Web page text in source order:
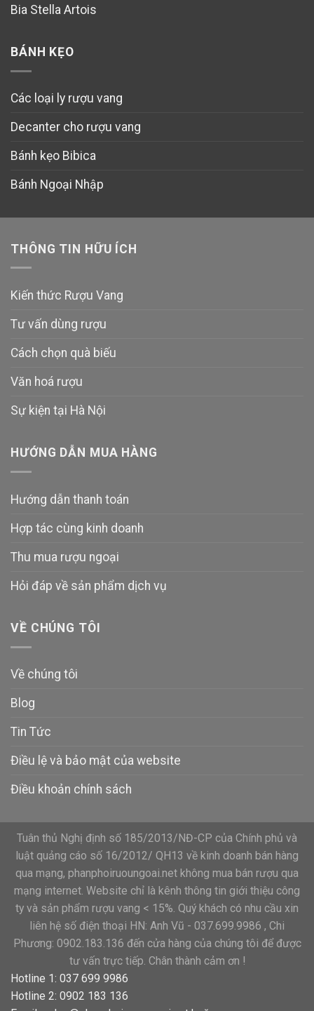
Bia Stella Artois
BÁNH KẸO
Các loại ly rượu vang
Decanter cho rượu vang
Bánh kẹo Bibica
Bánh Ngoại Nhập
THÔNG TIN HỮU ÍCH
Kiến thức Rượu Vang
Tư vấn dùng rượu
Cách chọn quà biếu
Văn hoá rượu
Sự kiện tại Hà Nội
HƯỚNG DẪN MUA HÀNG
Hướng dẫn thanh toán
Hợp tác cùng kinh doanh
Thu mua rượu ngoại
Hỏi đáp về sản phẩm dịch vụ
VỀ CHÚNG TÔI
Về chúng tôi
Blog
Tin Tức
Điều lệ và bảo mật của website
Điều khoản chính sách
Tuân thủ Nghị định số 185/2013/NĐ-CP của Chính phủ và
luật quảng cáo số 16/2012/ QH13 về kinh doanh bán hàng
qua mạng, phanphoiruoungoai.net không mua bán rượu qua
mạng internet. Website chỉ là kênh thông tin giới thiệu công
ty và sản phẩm rượu vang < 15%. Quý khách có nhu cầu xin
liên hệ số điện thoại HN: Anh Vũ - 037.699.9986 , Chi
Phương: 0902.183.136 đến cửa hàng của chúng tôi để được
tư vấn trực tiếp. Chân thành cảm ơn !
Hotline 1: 037 699 9986
Hotline 2: 0902 183 136